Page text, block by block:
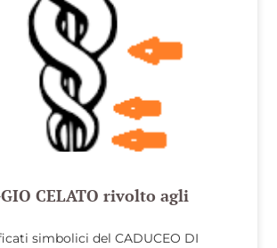
CELATO rivolto agli
simbolici del CADUCEO DI